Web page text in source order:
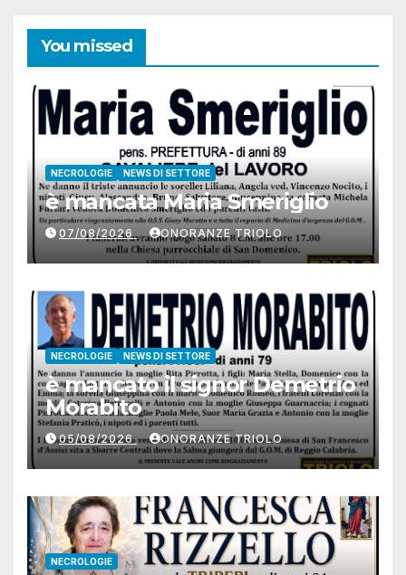
You missed
NECROLOGIE NEWS DI SETTORE
è mancata Maria Smeriglio
07/08/2026 ONORANZE TRIOLO
NECROLOGIE NEWS DI SETTORE
è mancato il signor Demetrio
Morabito
05/08/2026 ONORANZE TRIOLO
NECROLOGIE